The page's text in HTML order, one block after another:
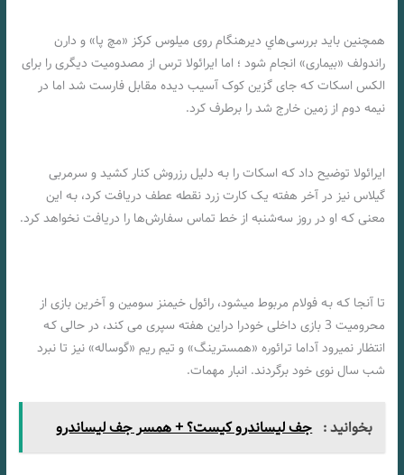
همچنین باید بررسی‌هاي‌ دیرهنگام روی میلوس کرکز «مچ پا» و دارن
راندولف «بیماری» انجام شود ؛ اما ایرائولا ترس از مصدومیت دیگری را برای
الکس اسکات کـه جای گزین کوک آسیب دیده مقابل فارست شد اما در
نیمه دوم از زمین خارج شد را برطرف کرد.
ایرائولا توضیح داد کـه اسکات را بـه دلیل رزروش کنار کشید و سرمربی
گیلاس نیز در آخر هفته یک کارت زرد نقطه عطف دریافت کرد، بـه این
معنی کـه او در روز سه‌شنبه از خط تماس سفارش‌ها را دریافت نخواهد کرد.
تا آنجا کـه بـه فولام مربوط میشود، رائول خیمنز سومین و آخرین بازی از
محرومیت 3 بازی داخلی خودرا دراین هفته سپری می کند، در حالی کـه
انتظار نمیرود آداما ترائوره ​​«همسترینگ» و تیم ریم «گوساله» نیز تا نبرد
شب سال نوی خود برگردند. انبار مهمات.
بخوانید : جف لیساندرو کیست؟ + همسر جف لیساندرو